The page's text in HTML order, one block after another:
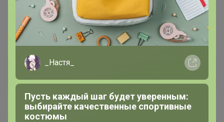
пришёл не тот размер который у вас заказывали не
информируете об этом покупателей? Разница размера
s и xl очень большая.
КОСТОЧКА
Бронзовый организатор
8 августа, 2023 16:24
_Настя_
Пусть каждый шаг будет уверенным:
выбирайте качественные спортивные
костюмы